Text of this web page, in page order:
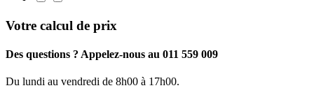
Votre calcul de prix
Des questions ? Appelez-nous au 011 559 009
Du lundi au vendredi de 8h00 à 17h00.